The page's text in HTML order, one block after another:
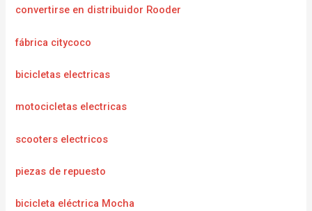
convertirse en distribuidor Rooder
fábrica citycoco
bicicletas electricas
motocicletas electricas
scooters electricos
piezas de repuesto
bicicleta eléctrica Mocha